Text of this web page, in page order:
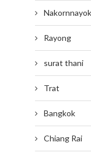
Nakornnayok
Rayong
surat thani
Trat
Bangkok
Chiang Rai